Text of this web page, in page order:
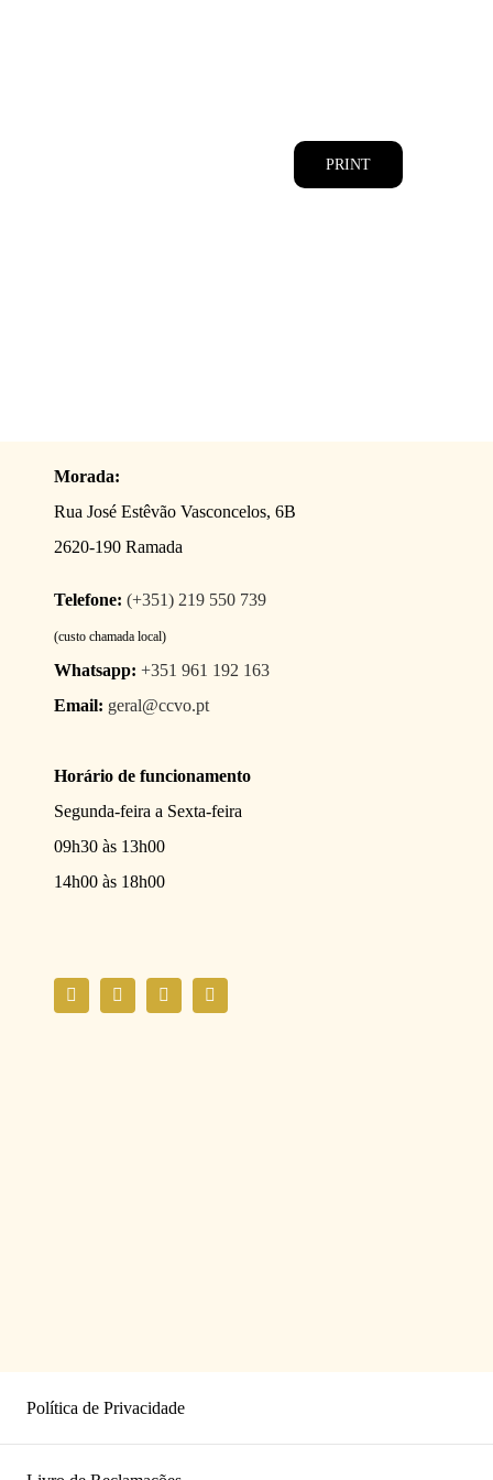
PRINT
Política de Privacidade
Morada:
Rua José Estêvão Vasconcelos, 6B
2620-190 Ramada
Telefone: (+351) 219 550 739
(custo chamada local)
Whatsapp: +351 961 192 163
Email: geral@ccvo.pt
Horário de funcionamento
Segunda-feira a Sexta-feira
09h30 às 13h00
14h00 às 18h00